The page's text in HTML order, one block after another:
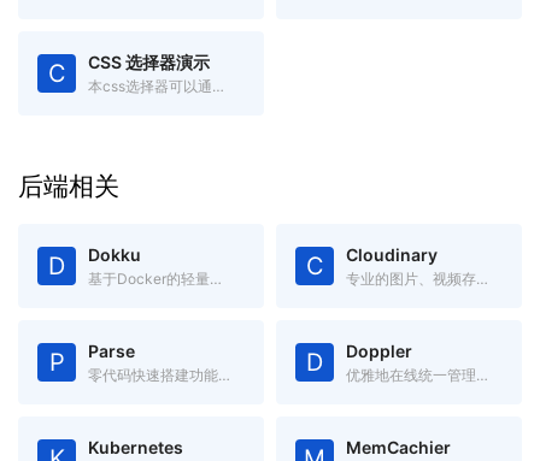
C CSS 选择器演示
本css选择器可以通过本页面直观的理解 CSS 选择器的作用区域
后端相关
D Dokku
基于Docker的轻量级开源PasS，可通过git直接部署 C Cloudinary
专业的图片、视频存储管理服务，提供各种语言的API
P Parse
零代码快速搭建功能完备的App后端系统 D Doppler
优雅地在线统一管理各项配置，替代本地.env文件，跨语言跨平台
Kubernetes MemCachier